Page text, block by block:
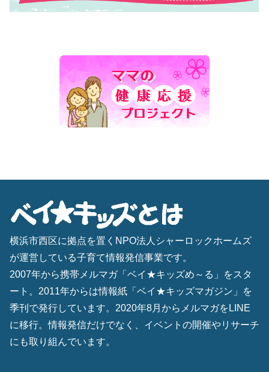
横浜市西区に拠点を置くNPO法人シャーロックホームズ
が運営している子育て情報発信事業です。
2007年から携帯メルマガ「ベイ★キッズめ～る」をスタ
ート。2011年からは情報紙「ベイ★キッズマガジン」を
季刊で発行しています。2020年8月からメルマガをLINE
に移行。情報発信だけでなく、イベントの開催やリサーチ
にも取り組んでいます。